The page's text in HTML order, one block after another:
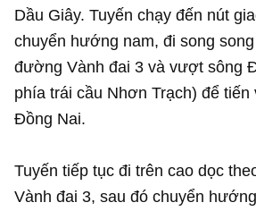
Dầu Giây. Tuyến chạy đến nút
chuyển hướng nam, đi song
đường Vành đai 3 và vượt sông
phía trái cầu Nhơn Trạch) để tiến
Đồng Nai.
Tuyến tiếp tục đi trên cao dọc
Vành đai 3, sau đó chuyển